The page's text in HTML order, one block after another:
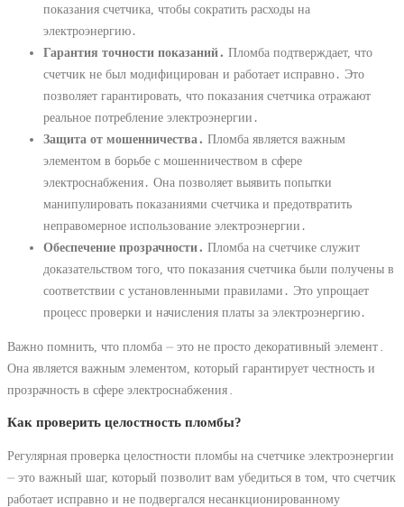
показания счетчика, чтобы сократить расходы на
электроэнергию․
Гарантия точности показаний․ Пломба подтверждает, что
счетчик не был модифицирован и работает исправно․ Это
позволяет гарантировать, что показания счетчика отражают
реальное потребление электроэнергии․
Защита от мошенничества․ Пломба является важным
элементом в борьбе с мошенничеством в сфере
электроснабжения․ Она позволяет выявить попытки
манипулировать показаниями счетчика и предотвратить
неправомерное использование электроэнергии․
Обеспечение прозрачности․ Пломба на счетчике служит
доказательством того, что показания счетчика были получены в
соответствии с установленными правилами․ Это упрощает
процесс проверки и начисления платы за электроэнергию․
Важно помнить, что пломба ⏤ это не просто декоративный элемент․
Она является важным элементом, который гарантирует честность и
прозрачность в сфере электроснабжения․
Как проверить целостность пломбы?
Регулярная проверка целостности пломбы на счетчике электроэнергии
⏤ это важный шаг, который позволит вам убедиться в том, что счетчик
работает исправно и не подвергался несанкционированному